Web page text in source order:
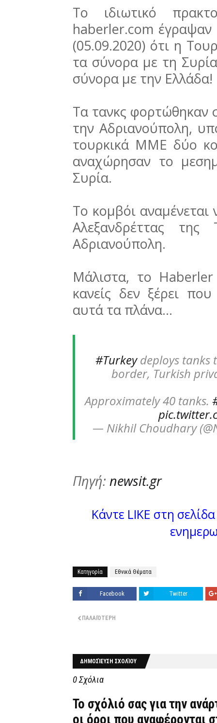
To ιδιωτικό
haberler.com
(05.09.2020) ότι η
τα σύνορα με τη
σύνορα με την Ελλάδα!
Τα τανκς φορτώθηκαν
την Αδριανούπολη,
τουρκικά ΜΜΕ δύο
αναχώρησαν το
Συρία.
Το κομβόι αναμένεται
Αλεξανδρέττας
Αδριανούπολη.
Μάλιστα, το
κανείς δεν ξέρει
αυτά τα πλάνα…
#Turkeydeploys tanks
border, Turkish
Approximately 40 tanks.
— Nikhil Choudhary
Πηγή: newsit.gr
Κάντε LIKE στη
Κατηγορία Εθνικά Θέματα
Facebook Twitter
ΠΑΛΑΙΌΤΕΡΗ
ΔΗΜΟΣΊΕΥΣΗ ΣΧΟΛΊΟΥ
0 Σχόλια
Το σχόλιό σας για την
οι όροι που αναφέρονται